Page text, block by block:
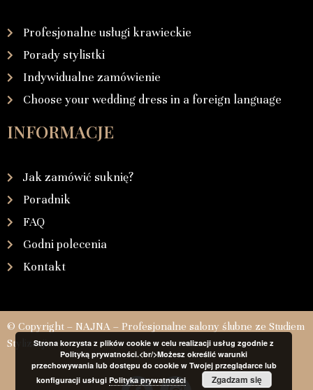
Profesjonalne usługi krawieckie
Porady stylistki
Indywidualne zamówienie
Choose your wedding dress in a foreign language
INFORMACJE
Jak zamówić suknię?
Poradnik
FAQ
Godni polecenia
Kontakt
© Copyright – NAJNA – Profesjonalne salony ślubne ze Studiem
StylizacjiStrona korzysta z plików cookie w celu realizacji usług zgodnie z
Polityką prywatności.<br/>Możesz określić warunki
przechowywania lub dostępu do cookie w Twojej przeglądarce lub
konfiguracji usługi Polityka prywatności Zgadzam się